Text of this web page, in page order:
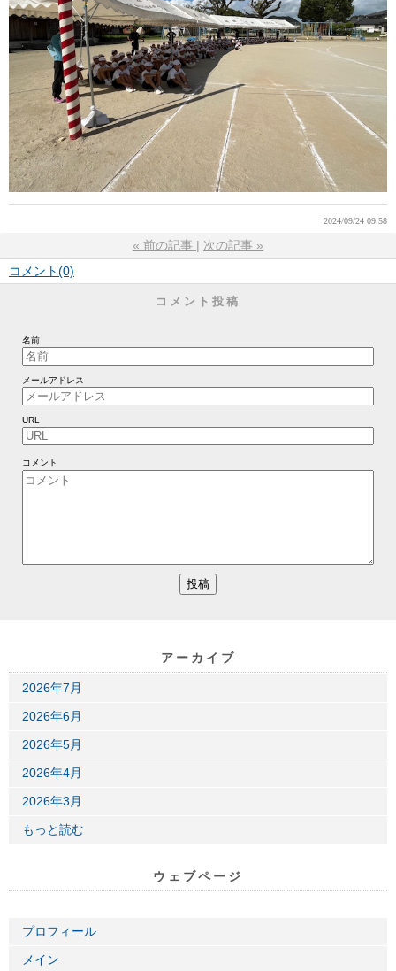
2024/09/24 09:58
« 前の記事 次の記事 »
コメント(0)
コメント投稿
名前
メールアドレス
URL
コメント
アーカイブ
2026年7月
2026年6月
2026年5月
2026年4月
2026年3月
もっと読む
ウェブページ
プロフィール
メイン